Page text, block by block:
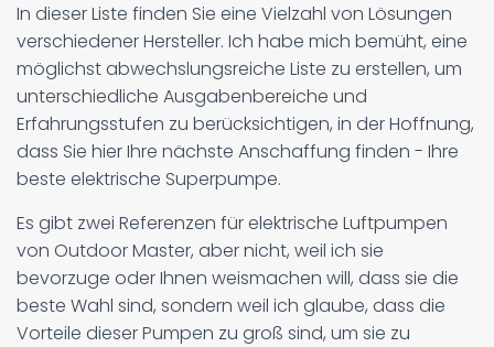
In dieser Liste finden Sie eine Vielzahl von Lösungen
verschiedener Hersteller. Ich habe mich bemüht, eine
möglichst abwechslungsreiche Liste zu erstellen, um
unterschiedliche Ausgabenbereiche und
Erfahrungsstufen zu berücksichtigen, in der Hoffnung,
dass Sie hier Ihre nächste Anschaffung finden - Ihre
beste elektrische Superpumpe.
Es gibt zwei Referenzen für elektrische Luftpumpen
von Outdoor Master, aber nicht, weil ich sie
bevorzuge oder Ihnen weismachen will, dass sie die
beste Wahl sind, sondern weil ich glaube, dass die
Vorteile dieser Pumpen zu groß sind, um sie zu